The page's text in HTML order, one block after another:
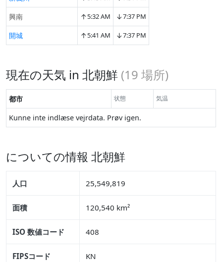
興南 ↑5:32 AM ↓7:37 PM
開城 ↑5:41 AM ↓7:37 PM
現在の天気 in 北朝鮮 (19 場所)
都市 状態 気温
Kunne inte indlæse vejrdata. Prøv igen.
についての情報 北朝鮮
人口 25,549,819
面積 120,540 km²
ISO 数値コード 408
FIPSコード KN